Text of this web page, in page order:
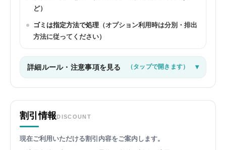
ど）
ゴミは指定方法で処理 （オプション利用時は分別・排出
方法に従ってください）
詳細ルール・注意事項を見る （タップで開きます）
割引情報DISCOUNT
現在ご利用いただける割引内容をご案内します。